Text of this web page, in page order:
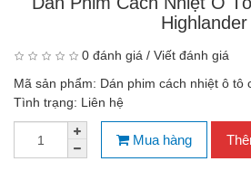
Highlander
0 đánh giá / Viết đánh giá
Mã sản phẩm: Dán phim cách nhiệt ô tô
Tình trạng: Liên hệ
Mua hàng